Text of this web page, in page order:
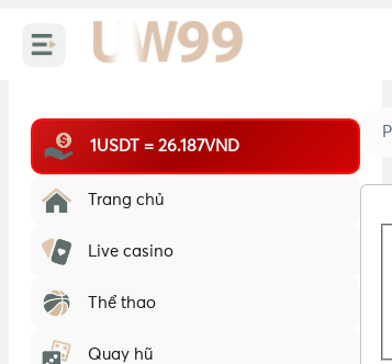
1USDT = 26.187VND
Trang chủ
Live casino
Thể thao
Quay hũ